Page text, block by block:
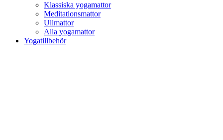
Klassiska yogamattor
Meditationsmattor
Ullmattor
Alla yogamattor
Yogatillbehör